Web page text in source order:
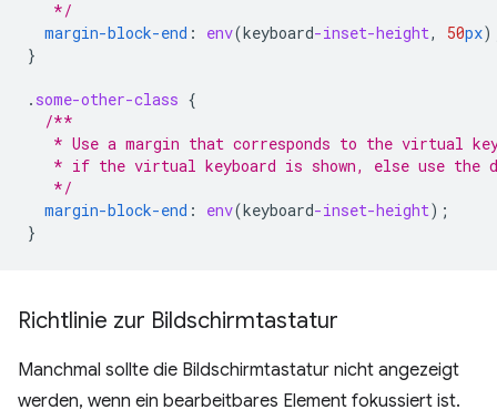
   */
margin-block-end : env(keyboard-inset-height, 50px
}
. some-other-class {
/**
* Use a margin that corresponds to the virtual
* if the virtual keyboard is shown, else use the
   */
margin-block-end : env(keyboard-inset-height);
}
Richtlinie zur Bildschirmtastatur
Manchmal sollte die Bildschirmtastatur nicht angezeigt
werden, wenn ein bearbeitbares Element fokussiert ist.